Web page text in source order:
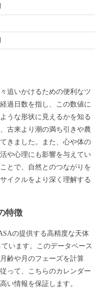
追いかけるための便利なツ
過日数を指し、この数値に
うな形状に見えるかを知る
古来より潮の満ち引きや農
きました。また、心や体の
や心理にも影響を与えてい
とで、自然とのつながりを
イクルをより深く理解する
特徴
の提供する高精度な天体
います。このデータベース
齢や月のフェーズを計算
って、こちらのカレンダー
い情報を保証します。